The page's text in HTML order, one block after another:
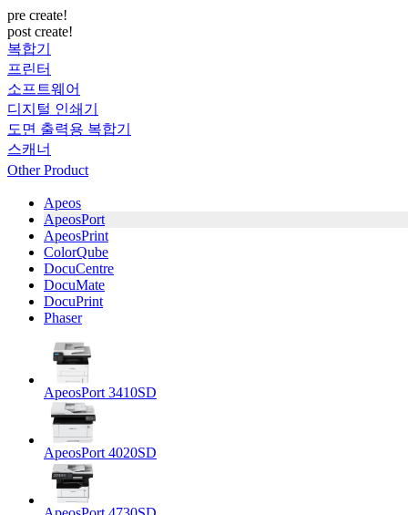
pre create!
post create!
복합기
프린터
소프트웨어
디지털 인쇄기
도면 출력용 복합기
스캐너
Other Product
Apeos
ApeosPort
ApeosPrint
ColorQube
DocuCentre
DocuMate
DocuPrint
Phaser
ApeosPort 3410SD
ApeosPort 4020SD